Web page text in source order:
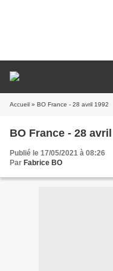
Accueil » BO France - 28 avril 1992
BO France - 28
Publié le 17/05/2021 à 08:26
Par Fabrice BO